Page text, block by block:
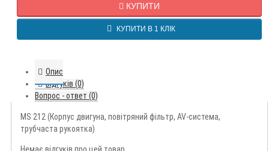
КУПИТИ
КУПИТИ В 1 КЛІК
Опис
Відгуків (0)
Вопрос - ответ (0)
MS 212 (Корпус двигуна, повітряний фільтр, AV-система,
трубчаста рукоятка)
Немає відгуків про цей товар.